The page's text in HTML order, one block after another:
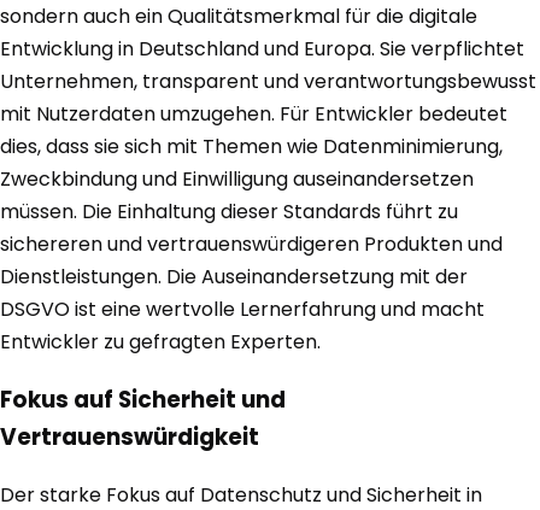
sondern auch ein Qualitätsmerkmal für die digitale
Entwicklung in Deutschland und Europa. Sie verpflichtet
Unternehmen, transparent und verantwortungsbewusst
mit Nutzerdaten umzugehen. Für Entwickler bedeutet
dies, dass sie sich mit Themen wie Datenminimierung,
Zweckbindung und Einwilligung auseinandersetzen
müssen. Die Einhaltung dieser Standards führt zu
sichereren und vertrauenswürdigeren Produkten und
Dienstleistungen. Die Auseinandersetzung mit der
DSGVO ist eine wertvolle Lernerfahrung und macht
Entwickler zu gefragten Experten.
Fokus auf Sicherheit und
Vertrauenswürdigkeit
Der starke Fokus auf Datenschutz und Sicherheit in